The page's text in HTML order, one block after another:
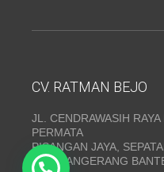
CV. RATMAN BEJO
JL. CENDRAWASIH
PERMATA
PISANGAN JAYA,
KAB. TANGERANG